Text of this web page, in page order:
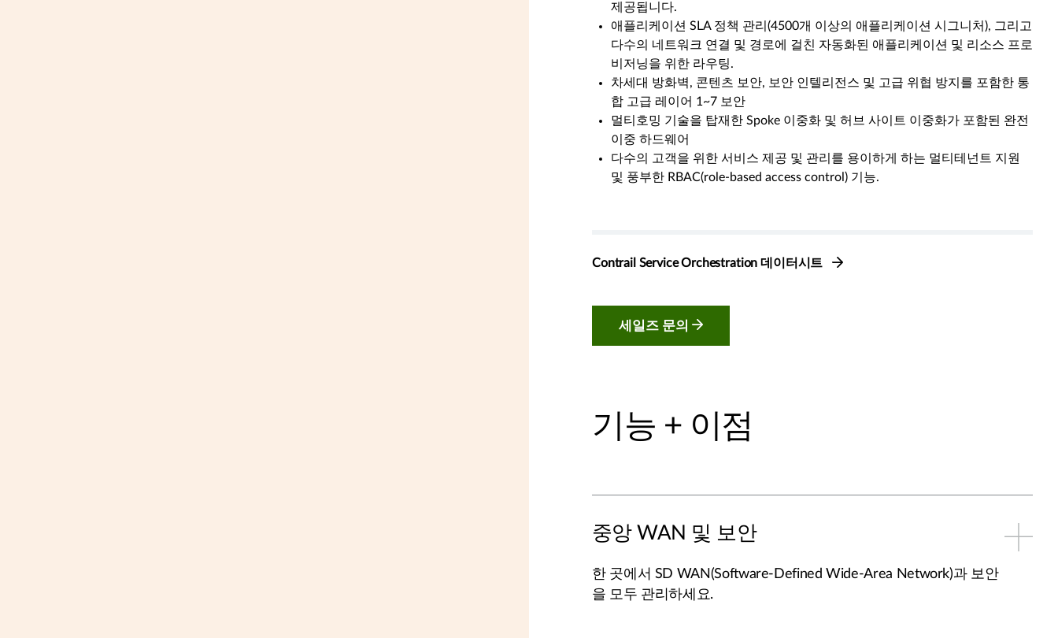
제공됩니다.
애플리케이션 SLA 정책 관리(4500개 이상의 애플리케이션 시그니처), 그리고
다수의 네트워크 연결 및 경로에 걸친 자동화된 애플리케이션 및 리소스 프로
비저닝을 위한 라우팅.
차세대 방화벽, 콘텐츠 보안, 보안 인텔리전스 및 고급 위협 방지를 포함한 통
합 고급 레이어 1~7 보안
멀티호밍 기술을 탑재한 Spoke 이중화 및 허브 사이트 이중화가 포함된 완전
이중 하드웨어
다수의 고객을 위한 서비스 제공 및 관리를 용이하게 하는 멀티테넌트 지원
및 풍부한 RBAC(role-based access control) 기능.
Contrail Service Orchestration 데이터시트
세일즈 문의
기능 + 이점
중앙 WAN 및 보안
한 곳에서 SD WAN(Software-Defined Wide-Area Network)과 보안
을 모두 관리하세요.